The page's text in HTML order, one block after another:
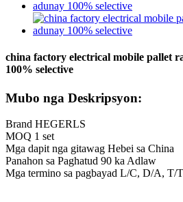
china factory electrical mobile pallet
100% selective
Mubo nga Deskripsyon:
Brand HEGERLS
MOQ 1 set
Mga dapit nga gitawag Hebei sa China
Panahon sa Paghatud 90 ka Adlaw
Mga termino sa pagbayad L/C, D/A, T/